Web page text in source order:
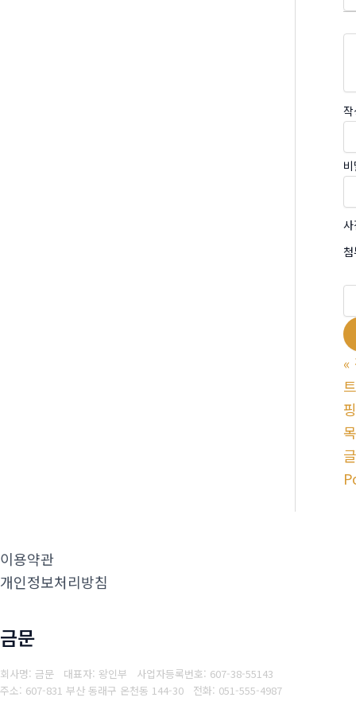
«
이용약관
개인정보처리방침
금문
회사명: 금문 대표자: 왕인부 사업자등록번호: 607-38-55143
주소: 607-831 부산 동래구 온천동 144-30 전화: 051-555-4987